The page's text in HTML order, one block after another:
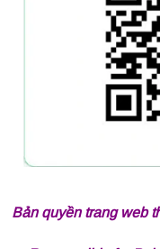
Bản quyền trang web